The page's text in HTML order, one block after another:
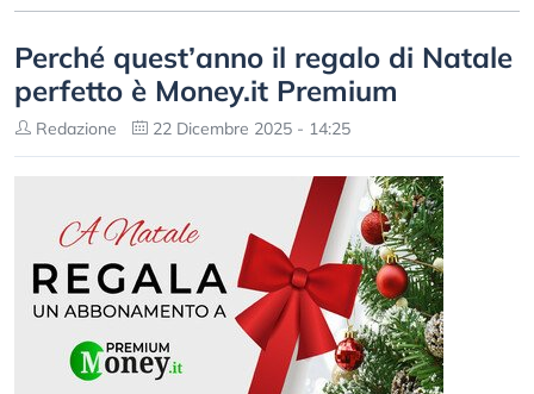
Perché quest’anno il regalo di Natale
perfetto è Money.it Premium
Redazione 22 Dicembre 2025 - 14:25